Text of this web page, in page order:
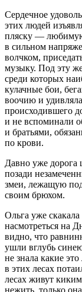
Сердечное
этих людей
пляску — любимую
в сильном
волчком,
музыку. Под эту
среди которых
кулачные бои,
воочию и
происходившего
и не вспоминали
и братьями,
по крови.
Давно уже дорога
позади
змеи, лежащую
своим брюхом.
Ольга уже
насмотреться на
видно, что
ушли вглубь
не знала какие
в этих лесах
лесах живут
нежить, только